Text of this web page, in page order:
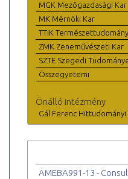
MGK Mezőgazdasági Kar
MK Mérnöki Kar
TTIK
ZMK Zeneművészeti Kar
SZTE Szegedi
Összegyetemi
Önálló intézmény
Gál Ferenc Hittudományi
AMEBA991-13 -